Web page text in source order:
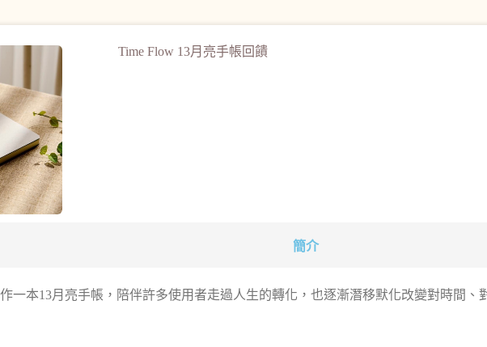
Time Flow 13月亮手帳回饋
簡介
一本13月亮手帳，陪伴許多使用者走過人生的轉化，也逐漸潛移默化改變對時間、